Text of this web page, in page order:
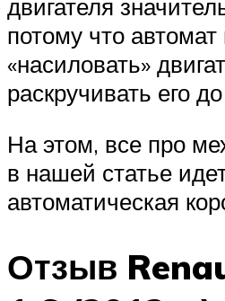
двигателя
потому что
«насиловать»
раскручивать его
На этом, все про
в нашей статье
автоматическая
Отзыв